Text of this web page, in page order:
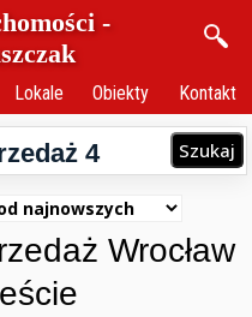
-
Lokale Obiekty Kontakt
4 Szukaj
Wrocław